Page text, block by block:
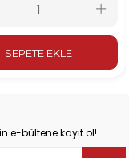
SEPETE EKLE
e-bültene kayıt ol!